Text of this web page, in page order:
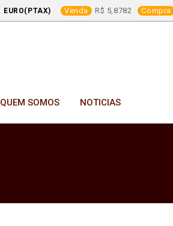
EURO(PTAX) Venda 5,8782 Compra
QUEM SOMOS NOTICIAS